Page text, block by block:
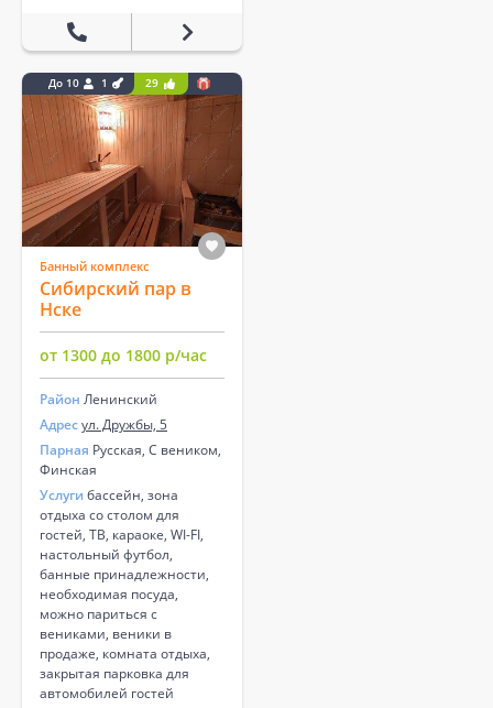
До 10 1 29
Банный комплекс
Сибирский пар в
Нске
от 1300 до 1800 р/час
Район Ленинский
Адресул. Дружбы, 5
Парная Русская, С веником,
Финская
Услуги бассейн, зона
отдыха со столом для
гостей, ТВ, караоке, WI-FI,
настольный футбол,
банные принадлежности,
необходимая посуда,
можно париться с
вениками, веники в
продаже, комната отдыха,
закрытая парковка для
автомобилей гостей